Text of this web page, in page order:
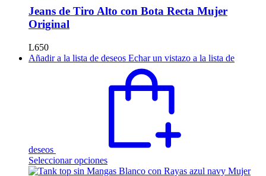
variantes.
elegir
la
Jeans de Tiro Alto con Bota Recta Mujer
Original
L650
Añadir a la lista de deseos Echar un vistazo a la lista de
deseos
Seleccionar opcionesEste
producto